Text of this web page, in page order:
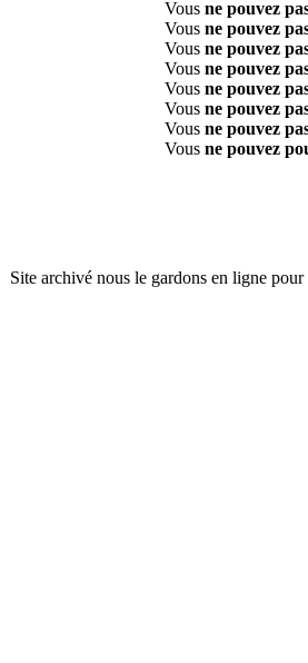
Vous ne pouvez
Vous ne pouvez
Vous ne pouvez
Vous ne pouvez
Vous ne pouvez
Vous ne pouvez
Vous ne pouvez
Vous ne pouvez
Site archivé nous le gardons en ligne pour